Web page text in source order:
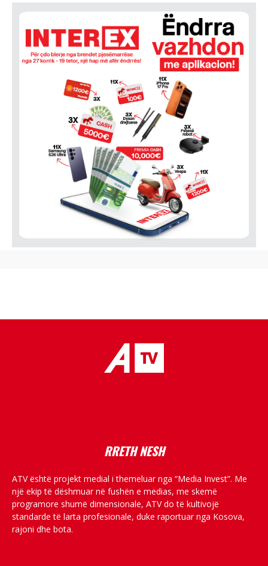
RRETH NESH
ATV është projekt medial i themeluar nga “Media Invest”. Me
një ekip të dëshmuar në fushën e medias, me skemë
programore shumë dimensionale, ATV do të kultivojë
standarde të larta profesionale, duke raportuar nga Kosova,
rajoni dhe bota.